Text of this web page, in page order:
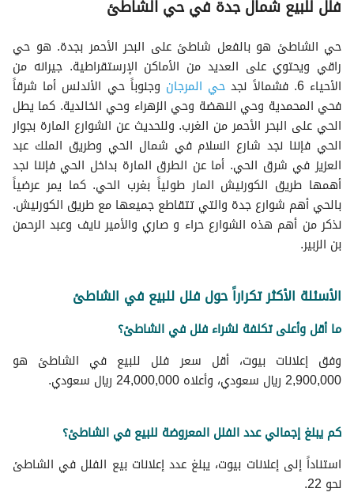
فلل للبيع شمال جدة في حي الشاطئ
حي الشاطئ هو بالفعل شاطئ على البحر الأحمر بجدة. هو حي
راقي ويحتوي على العديد من الأماكن الإرستقراطية. جيرانه من
الأحياء 6. فشمالاً نجد
حي المرجان وجنوباً حي الأندلس أما شرقاً
فحي المحمدية وحي النهضة وحي الزهراء وحي الخالدية. كما يطل
الحي على البحر الأحمر من الغرب. وللحديث عن الشوارع المارة بجوار
الحي فإننا نجد شارع السلام في شمال الحي وطريق الملك عبد
العزيز في شرق الحي. أما عن الطرق المارة بداخل الحي فإننا نجد
أهمها طريق الكورنيش المار طولياً بغرب الحي. كما يمر عرضياً
بالحي أهم شوارع جدة والتي تتقاطع جميعها مع طريق الكورنيش.
نذكر من أهم هذه الشوارع حراء و صاري والأمير نايف وعبد الرحمن
بن الزبير.
الأسئلة الأكثر تكراراً حول فلل للبيع في الشاطئ
ما أقل وأعلى تكلفة لشراء فلل في الشاطئ؟
وفق إعلانات بيوت، أقل سعر فلل للبيع في الشاطئ هو
2,900,000 ريال سعودي، وأعلاه 24,000,000 ريال سعودي.
كم يبلغ إجمالي عدد الفلل المعروضة للبيع في الشاطئ؟
استناداً إلى إعلانات بيوت، يبلغ عدد إعلانات بيع الفلل في الشاطئ
نحو 22.